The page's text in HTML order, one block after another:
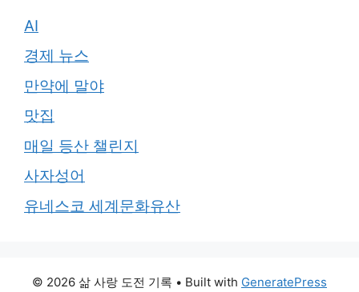
AI
경제 뉴스
만약에 말야
맛집
매일 등산 챌린지
사자성어
유네스코 세계문화유산
© 2026 삶 사랑 도전 기록 • Built with GeneratePress